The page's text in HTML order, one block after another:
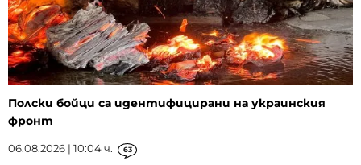
Полски бойци са идентифицирани на украинския
фронт
06.08.2026 | 10:04 ч. 63